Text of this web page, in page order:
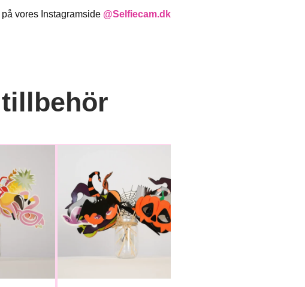
vores Instagramside @Selfiecam.dk